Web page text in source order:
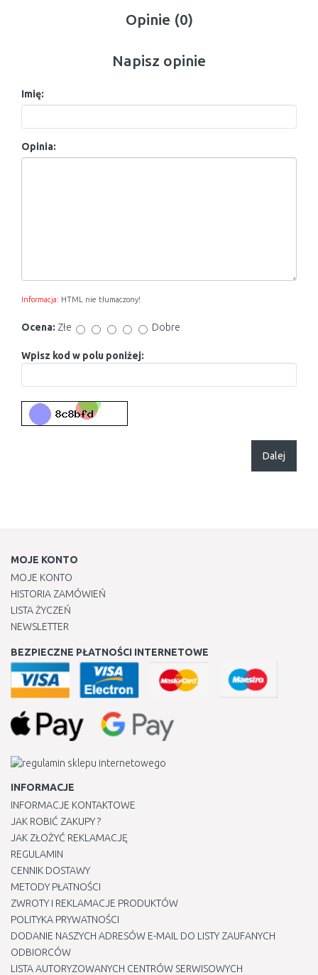
Opinie (0)
Napisz opinie
Imię:
Opinia:
Informacja: HTML nie tłumaczony!
Ocena: Złe Dobre
Wpisz kod w polu poniżej:
Dalej
MOJE KONTO
MOJE KONTO
HISTORIA ZAMÓWIEŃ
LISTA ŻYCZEŃ
NEWSLETTER
BEZPIECZNE PŁATNOŚCI INTERNETOWE
INFORMACJE
INFORMACJE KONTAKTOWE
JAK ROBIĆ ZAKUPY ?
JAK ZŁOŻYĆ REKLAMACJĘ
REGULAMIN
CENNIK DOSTAWY
METODY PŁATNOŚCI
ZWROTY I REKLAMACJE PRODUKTÓW
POLITYKA PRYWATNOŚCI
DODANIE NASZYCH ADRESÓW E-MAIL DO LISTY ZAUFANYCH
ODBIORCÓW
LISTA AUTORYZOWANYCH CENTRÓW SERWISOWYCH